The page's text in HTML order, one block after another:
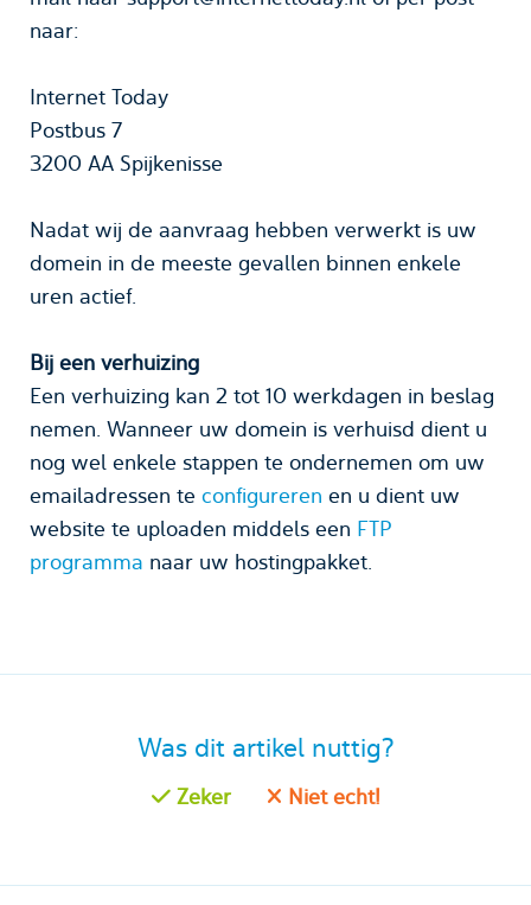
naar:
Internet Today
Postbus 7
3200 AA Spijkenisse
Nadat wij de aanvraag hebben verwerkt is uw
domein in de meeste gevallen binnen enkele
uren actief.
Bij een verhuizing
Een verhuizing kan 2 tot 10 werkdagen in beslag
nemen. Wanneer uw domein is verhuisd dient u
nog wel enkele stappen te ondernemen om uw
emailadressen te configureren en u dient uw
website te uploaden middels een FTP
programma naar uw hostingpakket.
Was dit artikel nuttig?
Zeker Niet echt!